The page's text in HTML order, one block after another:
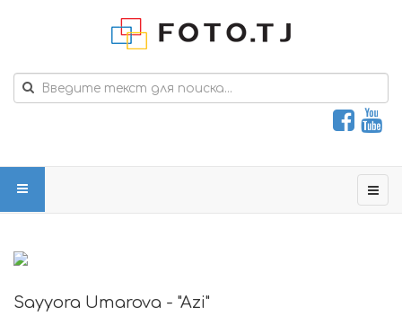
Sayyora Umarova - "Azi"